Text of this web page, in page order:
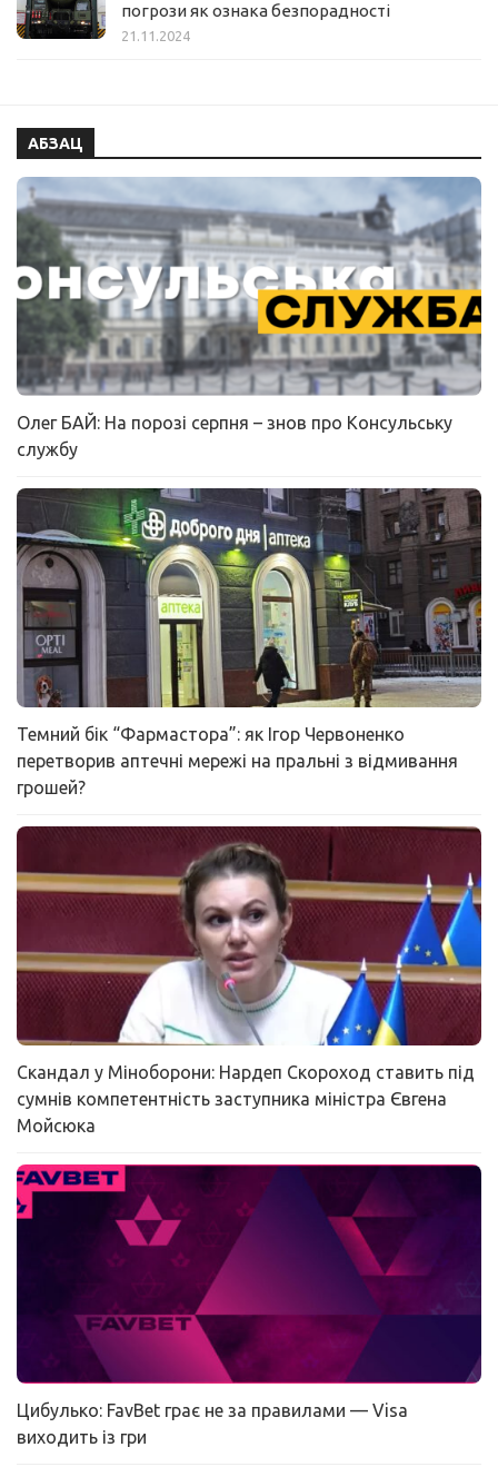
погрози як ознака безпорадності
21.11.2024
АБЗАЦ
Олег БАЙ: На порозі серпня – знов про Консульську
службу
Темний бік “Фармастора”: як Ігор Червоненко
перетворив аптечні мережі на пральні з відмивання
грошей?
Скандал у Міноборони: Нардеп Скороход ставить під
сумнів компетентність заступника міністра Євгена
Мойсюка
Цибулько: FavBet грає не за правилами — Visa
виходить із гри